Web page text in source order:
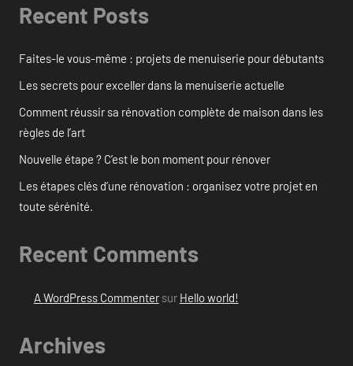
Recent Posts
Faites-le vous-même : projets de menuiserie pour débutants
Les secrets pour exceller dans la menuiserie actuelle
Comment réussir sa rénovation complète de maison dans les
règles de l’art
Nouvelle étape ? C’est le bon moment pour rénover
Les étapes clés d’une rénovation : organisez votre projet en
toute sérénité.
Recent Comments
A WordPress Commentersur Hello world!
Archives